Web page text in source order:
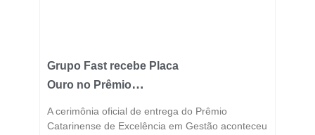
Grupo Fast recebe Placa
Ouro no Prêmio
Excelência 2025 e
A cerimônia oficial de entrega do Prêmio
Catarinense de Excelência em Gestão aconteceu